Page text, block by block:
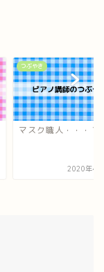
つぶやき
まだおじさんにはな
2020年3